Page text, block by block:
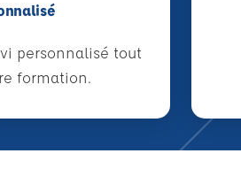
personnalisé tout
formation.